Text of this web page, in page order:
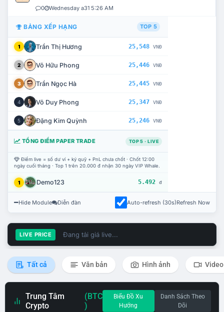
0 Wednesday a31 5:26 AM
BẢNG XẾP HẠNG TOP 5
1 Trần Thị Hương 25,548 VNĐ
2 Võ Hữu Phong 25,446 VNĐ
3 Trần Ngọc Hà 25,445 VNĐ
4 Võ Duy Phong 25,347 VNĐ
5 Đặng Kim Quỳnh 25,246 VNĐ
TỔNG ĐIỂM PAPER TRADE TOP 5 · LIVE
Điểm live = số dư ví + ký quỹ + PnL chưa chốt · Chốt 12:00
ngày cuối tháng · Top 1 trên 20.000 đ nhận 30 ngày VIP Whale.
1 Demo123 5.492 đ
Hide Module Diễn đàn Auto-refresh (30s)Refresh Now
LIVE PRICE Đang tải giá live...
Tất cả Văn bản Hình ảnh Video
Trung Tâm
Crypto
(BTC
)
Biểu Đồ Xu
Hướng
Danh Sách Theo
Dõi